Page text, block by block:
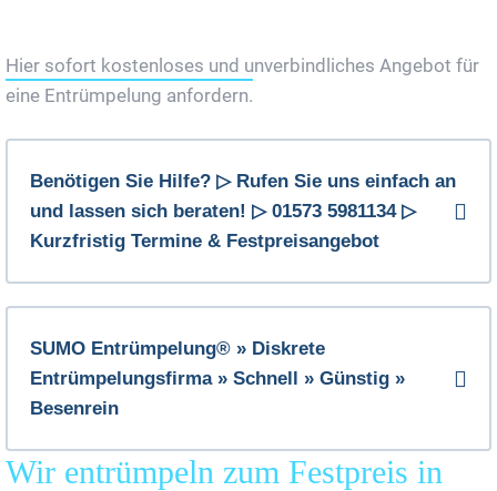
Hier sofort kostenloses und unverbindliches Angebot für
eine Entrümpelung anfordern.
Benötigen Sie Hilfe? ▷ Rufen Sie uns einfach an
und lassen sich beraten! ▷ 01573 5981134 ▷
Kurzfristig Termine & Festpreisangebot
SUMO Entrümpelung® » Diskrete
Entrümpelungsfirma » Schnell » Günstig »
Besenrein
Wir entrümpeln zum Festpreis in